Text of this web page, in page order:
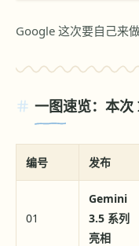
Google 这次要自己来
一图速览：本
编号 发布
01
Gemini
3.5 系列
亮相